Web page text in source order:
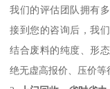
我们的评估团队拥有
接到您的咨询后，我
结合废料的纯度、形
绝无虚高报价、压价等